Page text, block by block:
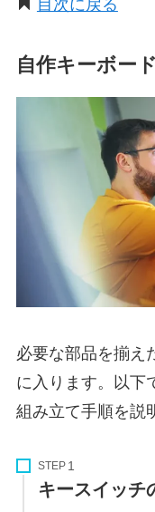
目次に戻る
自作キーボー
必要な部品を揃え
に入ります。以下
組み立て手順を説
STEP
キースイッチ